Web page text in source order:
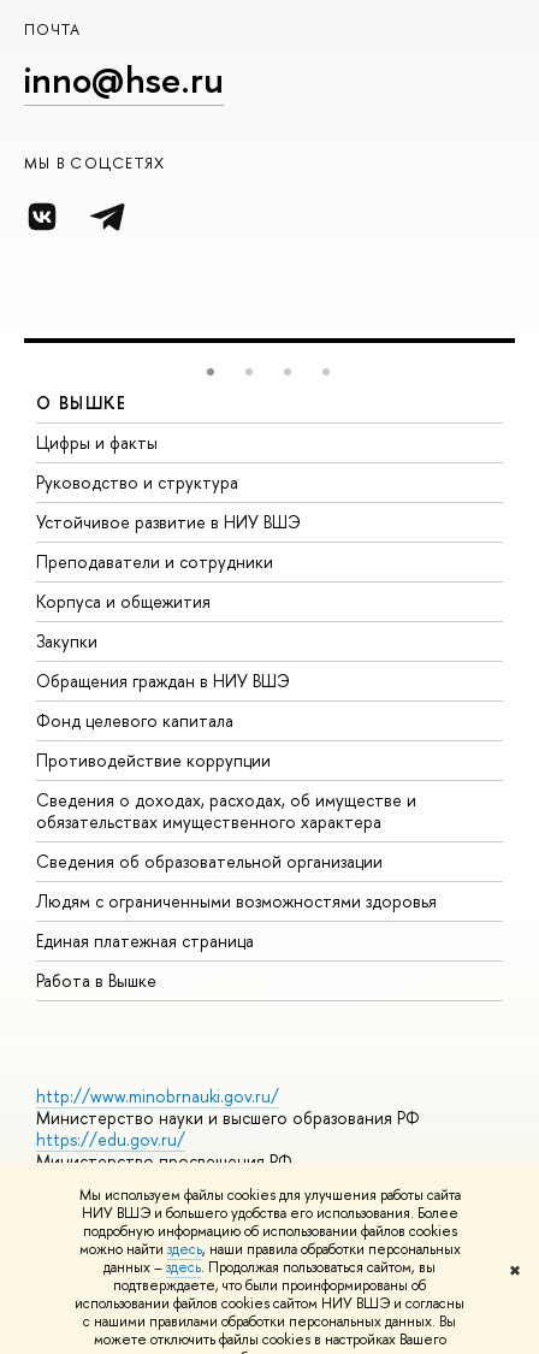
Мы используем файлы cookies для улучшения работы сайта
НИУ ВШЭ и большего удобства его использования. Более
подробную информацию об использовании файлов cookies
можно найти здесь, наши правила обработки персональных
данных –здесь. Продолжая пользоваться сайтом, вы
подтверждаете, что были проинформированы об
использовании файлов cookies сайтом НИУ ВШЭ и согласны
с нашими правилами обработки персональных данных. Вы
можете отключить файлы cookies в настройках Вашего
✖
ПОЧТА
inno@hse.ru
МЫ В СОЦСЕТЯХ
О ВЫШКЕ
Цифры и факты
Руководство и структура
Устойчивое развитие в НИУ ВШЭ
Преподаватели и сотрудники
Корпуса и общежития
Закупки
Обращения граждан в НИУ ВШЭ
Фонд целевого капитала
Противодействие коррупции
Сведения о доходах, расходах, об имуществе и
обязательствах имущественного характера
Сведения об образовательной организации
Людям с ограниченными возможностями здоровья
Единая платежная страница
Работа в Вышке
http://www.minobrnauki.gov.ru/
Министерство науки и высшего образования РФ
https://edu.gov.ru/
Министерство просвещения РФ
https://elearning.hse.ru/mooc
Массовые открытые онлайн-курсы
© НИУ ВШЭ 1993–2026 Адреса и контактыУсловия
использования материалов Политика конфиденциальности
Шрифты HSE Sans и HSE Slab разработаны вШколе дизайна НИУ